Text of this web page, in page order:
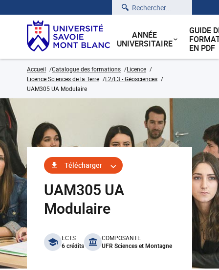
Rechercher
ANNÉE
UNIVERSITAIRE
GUIDE
EN PDF
Accueil Catalogue des formations
Licence
Licence Sciences de la Terre
L2/L3 - Géosciences
UAM305 UA Modulaire
Télécharger
UAM305 UA
Modulaire
benefits
ECTS
6 crédits
COMPOSANTE
UFR Sciences et Montagne